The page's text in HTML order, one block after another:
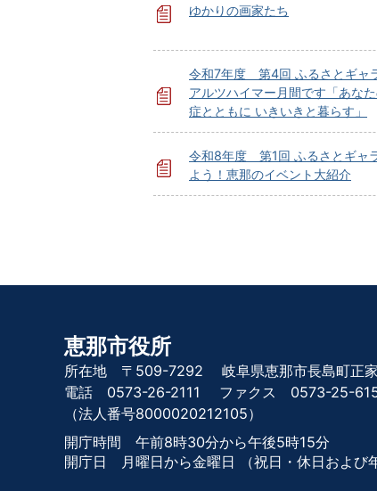
ゆかりの画家たち
令和7年度 第4回 ふるさとギ
アルツハイマー月間です「あな
症とともに いきいきと暮らす」
令和8年度 第1回 ふるさとギャ
よう！恵那のイベント大紹介
恵那市役所
所在地 〒509-7292
岐阜県恵那市長島町正
電話 0573-26-2111
ファクス 0573-25-
（法人番号8000020212105）
開庁時間 午前8時30分から午後5時15分
開庁日 月曜日から金曜日
（祝日・休日および